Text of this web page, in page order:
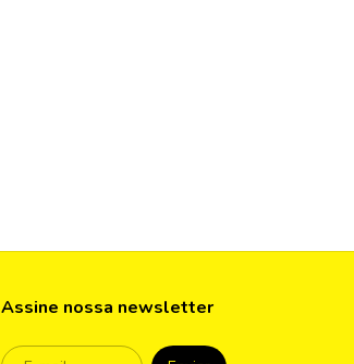
Assine nossa newsletter